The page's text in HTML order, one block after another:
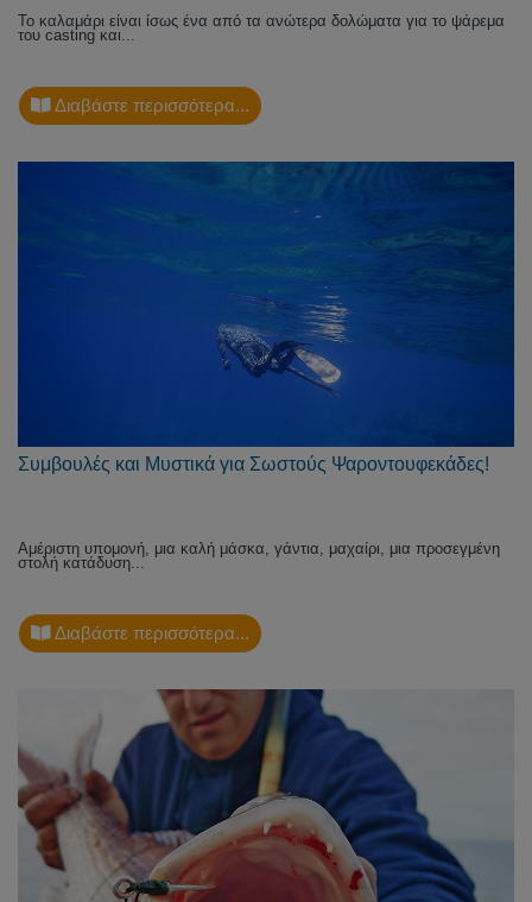
Το καλαμάρι είναι ίσως ένα από τα ανώτερα δολώματα για το ψάρεμα
του casting και...
Διαβάστε περισσότερα...
Συμβουλές και Μυστικά για Σωστούς Ψαροντουφεκάδες!
Αμέριστη υπομονή, μια καλή μάσκα, γάντια, μαχαίρι, μια προσεγμένη
στολή κατάδυση...
Διαβάστε περισσότερα...